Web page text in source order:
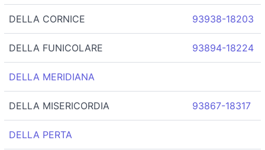
DELLA CORNICE 93938-18203
DELLA FUNICOLARE 93894-18224
DELLA MERIDIANA
DELLA MISERICORDIA 93867-18317
DELLA PERTA